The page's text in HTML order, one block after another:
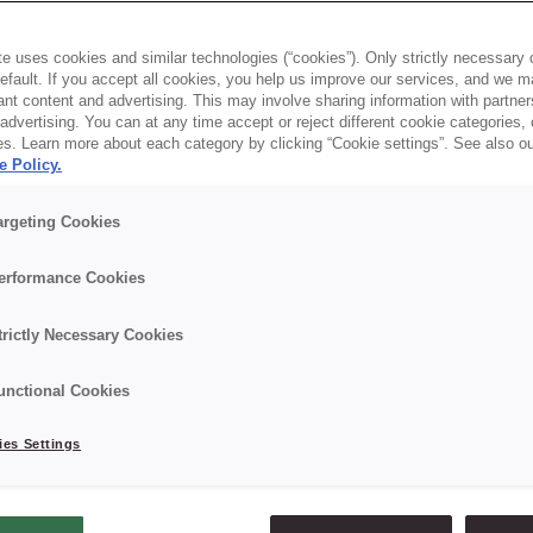
Go w Polsce 2022” prognozuje się, że
Na zwiększone zainteresowanie klientów
ofertę. W jaki sposób?
Jeśli chcesz wiedzieć więcej, zapisz
wiadomości dotyczących rozwoju
uses cookies and similar technologies (“cookies”). Only strictly necessary
If you accept all cookies, you help us improve our services, and we
content and advertising. This may involve sharing information with
You can at any time accept or reject different cookie categories,
Learn more about each category by clicking “Cookie settings”. See also
Policy.
Cookies
Cookies
Necessary Cookies
Cookies
Settings